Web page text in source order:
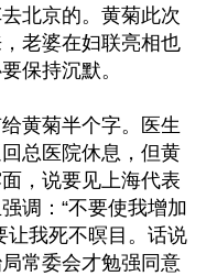
北京的。黄菊此次
老婆在妇联亮相也
保持沉默。
黄菊半个字。医生
总医院休息，但黄
，说要见上海代表
调：“不要使我增加
让我死不暝目。话说
常委会才勉强同意